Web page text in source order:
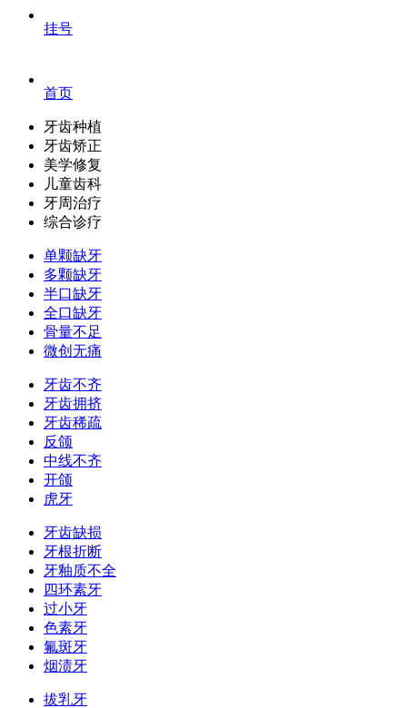
挂号
首页
牙齿种植
牙齿矫正
美学修复
儿童齿科
牙周治疗
综合诊疗
单颗缺牙
多颗缺牙
半口缺牙
全口缺牙
骨量不足
微创无痛
牙齿不齐
牙齿拥挤
牙齿稀疏
反颌
中线不齐
开颌
虎牙
牙齿缺损
牙根折断
牙釉质不全
四环素牙
过小牙
色素牙
氟斑牙
烟渍牙
拔乳牙